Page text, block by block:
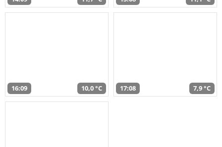
16:09 10,0 °C 17:08 7,9 °C